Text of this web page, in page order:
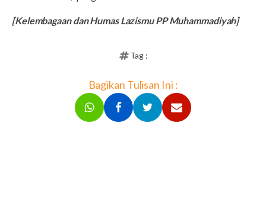
[Kelembagaan dan Humas Lazismu PP Muhammadiyah]
Tag :
Bagikan Tulisan Ini :